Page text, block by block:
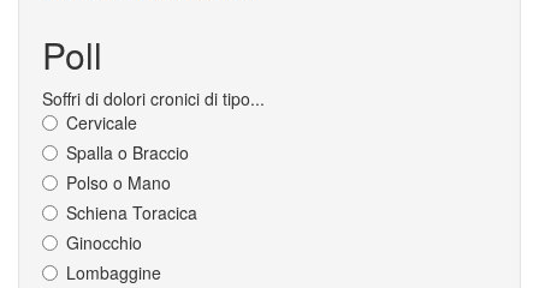
Poll
Soffri di dolori cronici di tipo...
Cervicale
Spalla o Braccio
Polso o Mano
Schiena Toracica
Ginocchio
Lombaggine